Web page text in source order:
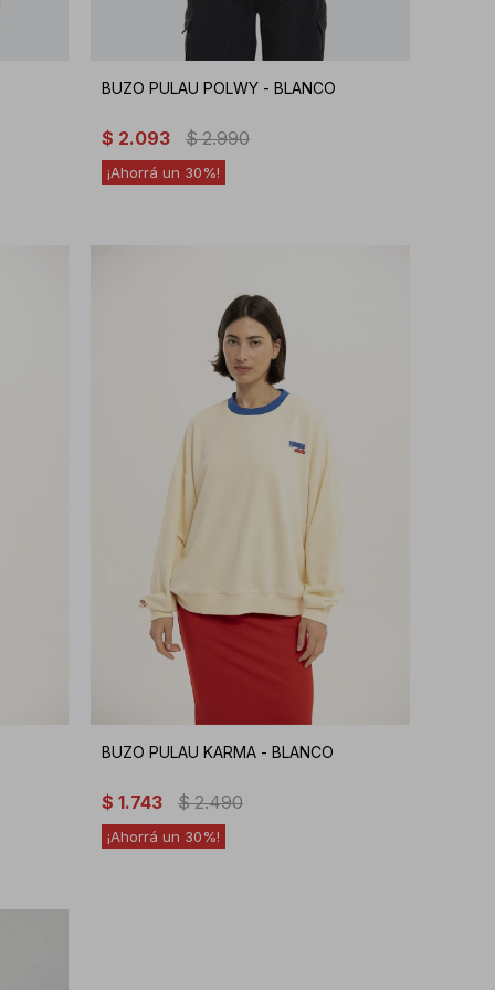
BUZO PULAU POLWY - BLANCO
$ 2.093 $ 2.990
30
BUZO PULAU KARMA - BLANCO
$ 1.743 $ 2.490
30